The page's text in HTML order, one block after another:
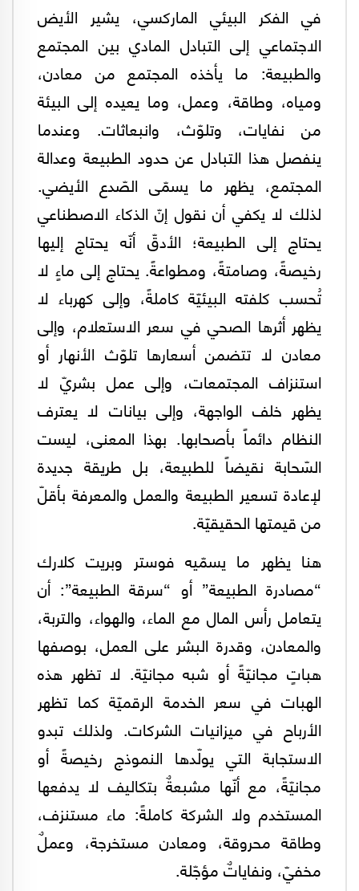
في الفكر البيئي الماركسي، يشير الأيض
الاجتماعي إلى التبادل المادي بين المجتمع
والطبيعة: ما يأخذه المجتمع من معادن،
ومياه، وطاقة، وعمل، وما يعيده إلى البيئة
من نفايات، وتلوّث، وانبعاثات. وعندما
ينفصل هذا التبادل عن حدود الطبيعة وعدالة
المجتمع، يظهر ما يسمّى الصّدع الأيضي.
لذلك لا يكفي أن نقول إنّ الذكاء الاصطناعي
يحتاج إلى الطبيعة؛ الأدقّ أنّه يحتاج إليها
رخيصةً، وصامتةً، ومطواعةً. يحتاج إلى ماءٍ لا
تُحسب كلفته البيئيّة كاملةً، وإلى كهرباء لا
يظهر أثرها الصحي في سعر الاستعلام، وإلى
معادن لا تتضمن أسعارها تلوّث الأنهار أو
استنزاف المجتمعات، وإلى عمل بشريّ لا
يظهر خلف الواجهة، وإلى بيانات لا يعترف
النظام دائماً بأصحابها. بهذا المعنى، ليست
السّحابة نقيضاً للطبيعة، بل طريقة جديدة
لإعادة تسعير الطبيعة والعمل والمعرفة بأقلّ
من قيمتها الحقيقيّة.
هنا يظهر ما يسمّيه فوستر وبريت كلارك
“مصادرة الطبيعة” أو “سرقة الطبيعة”: أن
يتعامل رأس المال مع الماء، والهواء، والتربة،
والمعادن، وقدرة البشر على العمل، بوصفها
هباتٍ مجانيّةً أو شبه مجانيّة. لا تظهر هذه
الهبات في سعر الخدمة الرقميّة كما تظهر
الأرباح في ميزانيات الشركات. ولذلك تبدو
الاستجابة التي يولّدها النموذج رخيصةً أو
مجانيّةً، مع أنّها مشبعةٌ بتكاليف لا يدفعها
المستخدم ولا الشركة كاملةً: ماء مستنزف،
وطاقة محروقة، ومعادن مستخرجة، وعملٌ
مخفيّ، ونفاياتٌ مؤجّلة.